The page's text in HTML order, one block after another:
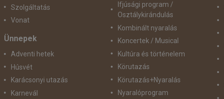
Szolgáltatás
Vonat
Ünnepek
Adventi hetek
Húsvét
Karácsonyi utazás
Karnevál
Ifjúsági program /
Osztálykirándulás
Kombinált nyaralás
Koncertek / Musical
Kultúra és történelem
Körutazás
Körutazás+Nyaralás
Nyaralóprogram